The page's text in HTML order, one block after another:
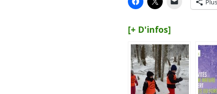
Plus
[+ D'infos]